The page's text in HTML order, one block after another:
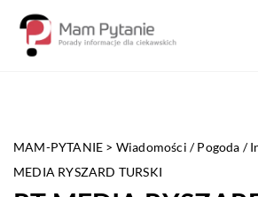
MAM-PYTANIE > Wiadomości / Pogoda /
MEDIA RYSZARD TURSKI